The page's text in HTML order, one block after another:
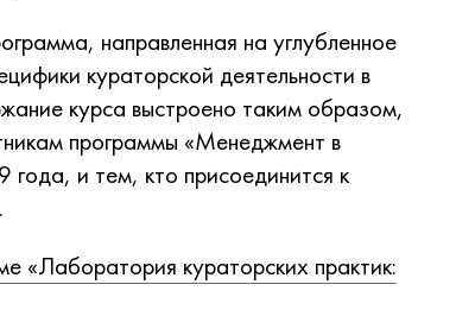
направленная на углубленное
кураторской деятельности в
курса выстроено таким образом,
программы «Менеджмент в
года, и тем, кто присоединится к
«Лаборатория кураторских практик: